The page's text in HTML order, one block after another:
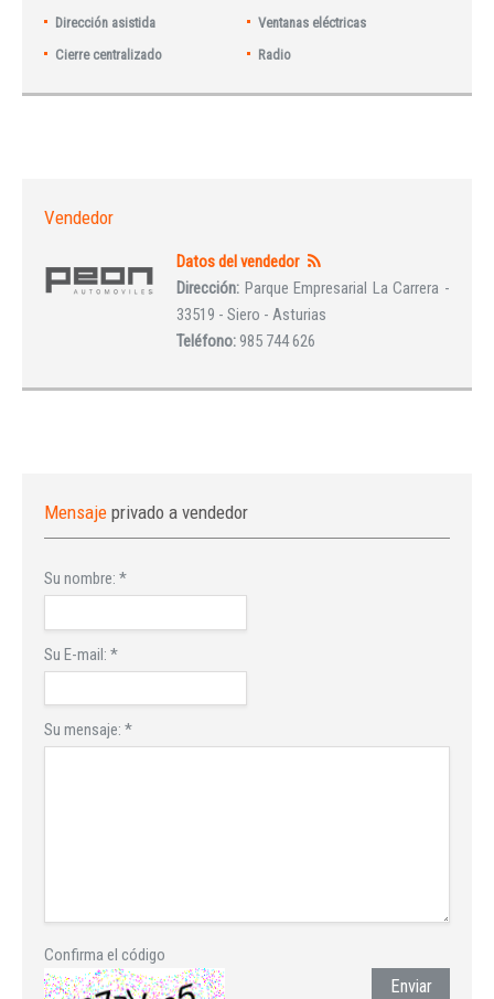
Dirección asistida
Ventanas eléctricas
Cierre centralizado
Radio
Vendedor
Datos del vendedor
Dirección: Parque Empresarial La Carrera -
33519 - Siero - Asturias
Teléfono:985 744 626
Mensaje privado a vendedor
Su nombre: *
Su E-mail: *
Su mensaje: *
Confirma el código
Enviar